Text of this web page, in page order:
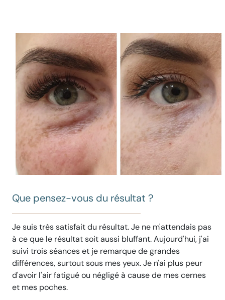
Que pensez-vous du résultat ?
Je suis très satisfait du résultat. Je ne m'attendais pas
à ce que le résultat soit aussi bluffant. Aujourd'hui, j'ai
suivi trois séances et je remarque de grandes
différences, surtout sous mes yeux. Je n'ai plus peur
d'avoir l'air fatigué ou négligé à cause de mes cernes
et mes poches.